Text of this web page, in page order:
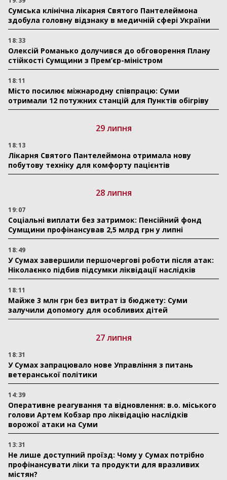
Сумська клінічна лікарня Святого Пантелеймона
здобула головну відзнаку в медичній сфері України
18:33
Олексій Романько долучився до обговорення Плану
стійкості Сумщини з Прем’єр-міністром
18:11
Місто посилює міжнародну співпрацю: Суми
отримали 12 потужних станцій для Пунктів обігріву
29 липня
18:13
Лікарня Святого Пантелеймона отримала нову
побутову техніку для комфорту пацієнтів
28 липня
19:07
Соціальні виплати без затримок: Пенсійний фонд
Сумщини профінансував 2,5 млрд грн у липні
18:49
У Сумах завершили першочергові роботи після атак:
Ніколаєнко підбив підсумки ліквідації наслідків
18:11
Майже 3 млн грн без витрат із бюджету: Суми
залучили допомогу для особливих дітей
27 липня
18:31
У Сумах запрацювало нове Управління з питань
ветеранської політики
14:39
Оперативне реагування та відновлення: в.о. міського
голови Артем Кобзар про ліквідацію наслідків
ворожої атаки на Суми
13:31
Не лише доступний проїзд: Чому у Сумах потрібно
профінансувати ліки та продукти для вразливих
містян?